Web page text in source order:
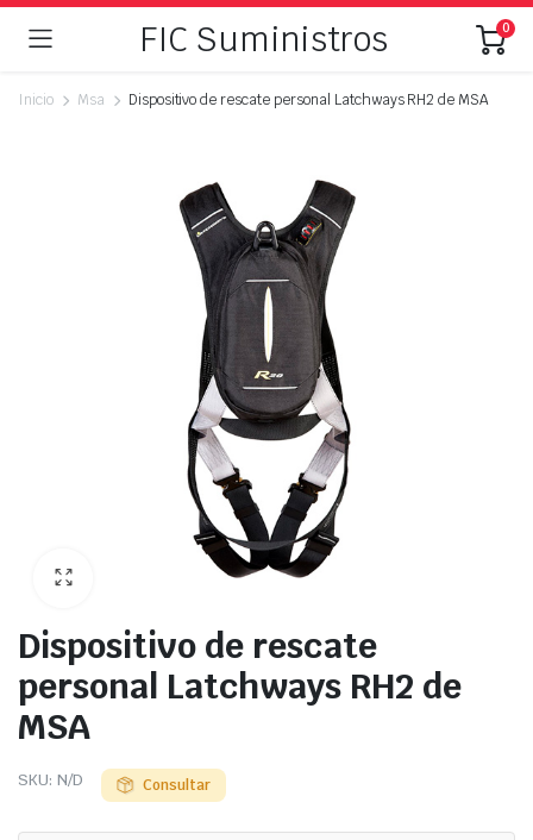
FIC Suministros 0
Inicio Msa Dispositivo de rescate personal Latchways RH2 de MSA
Dispositivo de rescate
personal Latchways RH2 de
MSA
SKU: N/D Consultar